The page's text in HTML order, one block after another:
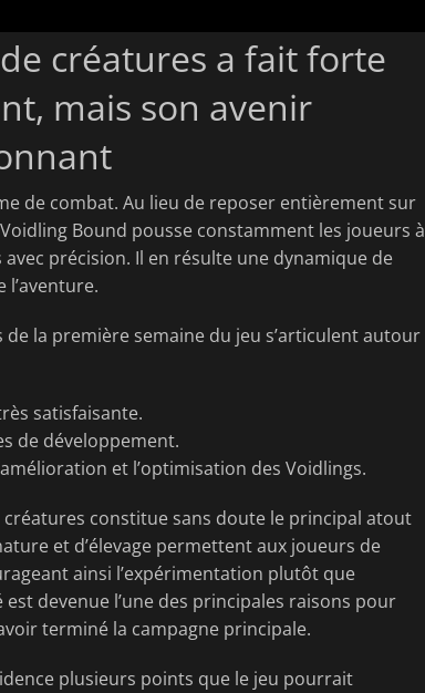
créatures a fait forte
mais son avenir
de combat. Au lieu de reposer entièrement sur
Bound pousse constamment les joueurs à
précision. Il en résulte une dynamique de
la première semaine du jeu s’articulent autour
satisfaisante.
de développement.
et l’optimisation des Voidlings.
constitue sans doute le principal atout
et d’élevage permettent aux joueurs de
ainsi l’expérimentation plutôt que
devenue l’une des principales raisons pour
terminé la campagne principale.
plusieurs points que le jeu pourrait